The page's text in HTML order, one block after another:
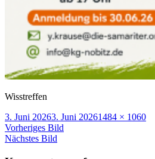
Wisstreffen
Veröffentlicht
am
3. Juni 20263. Juni 2026Volle
1484 × 1060
Vorheriges Bild
Nächstes Bild